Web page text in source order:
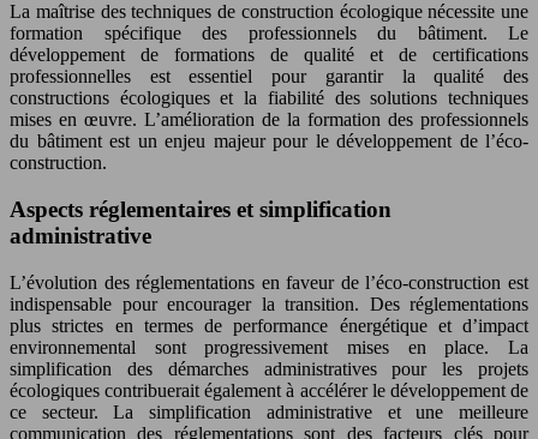
La maîtrise des techniques de construction écologique nécessite une
formation spécifique des professionnels du bâtiment. Le
développement de formations de qualité et de certifications
professionnelles est essentiel pour garantir la qualité des
constructions écologiques et la fiabilité des solutions techniques
mises en œuvre. L’amélioration de la formation des professionnels
du bâtiment est un enjeu majeur pour le développement de l’éco-
construction.
Aspects réglementaires et simplification
administrative
L’évolution des réglementations en faveur de l’éco-construction est
indispensable pour encourager la transition. Des réglementations
plus strictes en termes de performance énergétique et d’impact
environnemental sont progressivement mises en place. La
simplification des démarches administratives pour les projets
écologiques contribuerait également à accélérer le développement de
ce secteur. La simplification administrative et une meilleure
communication des réglementations sont des facteurs clés pour